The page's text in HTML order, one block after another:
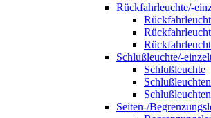
Rückfahrleuchte/-
Schlußleuchte/-
Schlußleuchte
Seiten-/